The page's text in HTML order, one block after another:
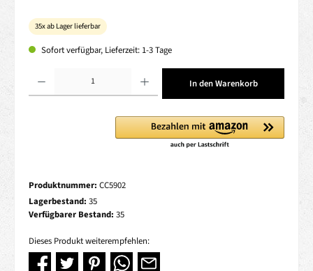
35x ab Lager lieferbar
Sofort verfügbar, Lieferzeit: 1-3 Tage
In den Warenkorb
Produktnummer: CC5902
Lagerbestand: 35
Verfügbarer Bestand: 35
Dieses Produkt weiterempfehlen: